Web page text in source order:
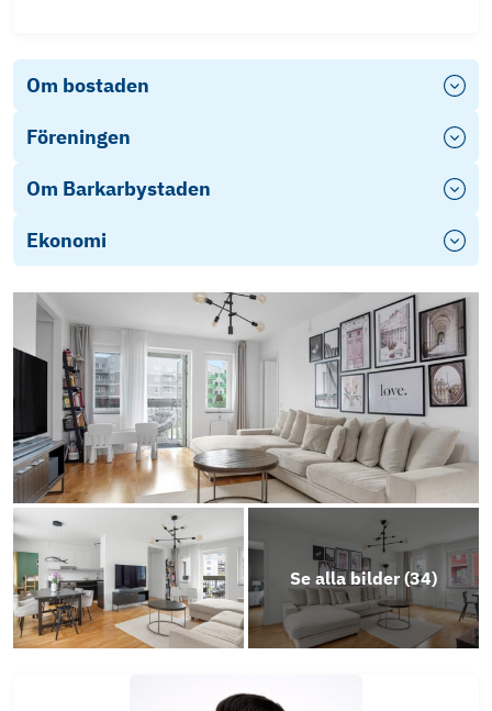
Om bostaden
Föreningen
Om Barkarbystaden
Ekonomi
Se alla bilder (34)